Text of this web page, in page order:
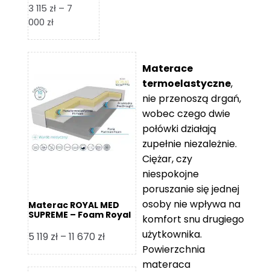
3 115 zł – 7
000 złZakres
od
7
000 zł
Materac ROYAL MED
SUPREME – Foam Royal
5 119 zł – 11 670 złZakres
cen:
od
Materace
termoelastyczne,
nie przenoszą drgań,
wobec czego dwie
połówki działają
zupełnie niezależnie.
Ciężar, czy
niespokojne
poruszanie się jednej
osoby nie wpływa na
komfort snu drugiego
użytkownika.
Powierzchnia
materaca